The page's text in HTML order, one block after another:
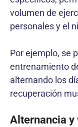
volumen de
personales y el
Por ejemplo, se
entrenamiento
alternando los
recuperación
Alternancia y